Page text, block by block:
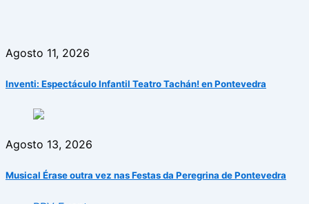
Agosto 11, 2026
Inventi: Espectáculo Infantil Teatro Tachán! en Pontevedra
Agosto 13, 2026
Musical Érase outra vez nas Festas da Peregrina de Pontevedra